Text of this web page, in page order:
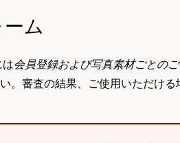
ム
は会員登録および写真素材ごとの
。審査の結果、ご使用いただける